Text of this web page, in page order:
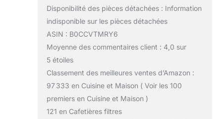
Disponibilité des pièces détachées : Information
indisponible sur les pièces détachées
ASIN : B0CCVTMRY6
Moyenne des commentaires client : 4,0 sur
5 étoiles
Classement des meilleures ventes d’Amazon :
97 333 en Cuisine et Maison ( Voir les 100
premiers en Cuisine et Maison )
121 en Cafetières filtres